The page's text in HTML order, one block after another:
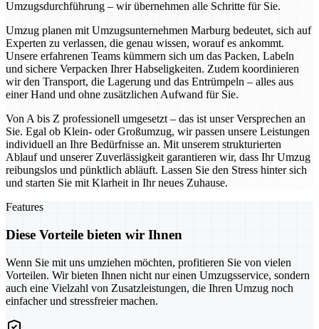
Umzugsdurchführung – wir übernehmen alle Schritte für Sie.
Umzug planen mit Umzugsunternehmen Marburg bedeutet, sich auf
Experten zu verlassen, die genau wissen, worauf es ankommt.
Unsere erfahrenen Teams kümmern sich um das Packen, Labeln
und sichere Verpacken Ihrer Habseligkeiten. Zudem koordinieren
wir den Transport, die Lagerung und das Entrümpeln – alles aus
einer Hand und ohne zusätzlichen Aufwand für Sie.
Von A bis Z professionell umgesetzt – das ist unser Versprechen an
Sie. Egal ob Klein- oder Großumzug, wir passen unsere Leistungen
individuell an Ihre Bedürfnisse an. Mit unserem strukturierten
Ablauf und unserer Zuverlässigkeit garantieren wir, dass Ihr Umzug
reibungslos und pünktlich abläuft. Lassen Sie den Stress hinter sich
und starten Sie mit Klarheit in Ihr neues Zuhause.
Features
Diese Vorteile bieten wir Ihnen
Wenn Sie mit uns umziehen möchten, profitieren Sie von vielen
Vorteilen. Wir bieten Ihnen nicht nur einen Umzugsservice, sondern
auch eine Vielzahl von Zusatzleistungen, die Ihren Umzug noch
einfacher und stressfreier machen.